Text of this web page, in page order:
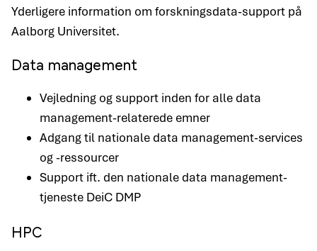
Yderligere information om forskningsdata-support på
Aalborg Universitet.
Data management
Vejledning og support inden for alle data
management-relaterede emner
Adgang til nationale data management-services
og -ressourcer
Support ift. den nationale data management-
tjeneste DeiC DMP
HPC